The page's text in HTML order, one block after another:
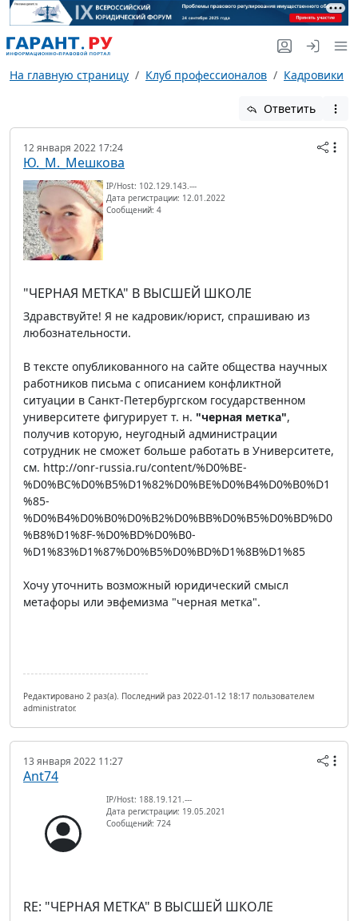
На главную страницу Клуб профессионалов Кадровики
Ответить
12 января 2022 17:24
Ю._М._Мешкова
IP/Host: 102.129.143.---
Дата регистрации: 12.01.2022
Сообщений: 4
"ЧЕРНАЯ МЕТКА" В ВЫСШЕЙ ШКОЛЕ
Здравствуйте! Я не кадровик/юрист, спрашиваю из
любознательности.
В тексте опубликованного на сайте общества научных
работников письма с описанием конфликтной
ситуации в Санкт-Петербургском государственном
университете фигурирует т. н. "черная метка",
получив которую, неугодный администрации
сотрудник не сможет больше работать в Университете,
см. http://onr-russia.ru/content/%D0%BE-
%D0%BC%D0%B5%D1%82%D0%BE%D0%B4%D0%B0%D1
%85-
%D0%B4%D0%B0%D0%B2%D0%BB%D0%B5%D0%BD%D0
%B8%D1%8F-%D0%BD%D0%B0-
%D1%83%D1%87%D0%B5%D0%BD%D1%8B%D1%85
Хочу уточнить возможный юридический смысл
метафоры или эвфемизма "черная метка".
Редактировано 2 раз(а). Последний раз 2022-01-12 18:17 пользователем
administrator.
13 января 2022 11:27
Ant74
IP/Host: 188.19.121.---
Дата регистрации: 19.05.2021
Сообщений: 724
RE: "ЧЕРНАЯ МЕТКА" В ВЫСШЕЙ ШКОЛЕ